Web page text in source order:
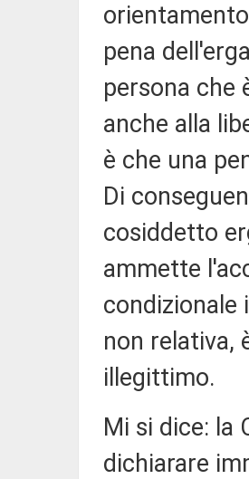
pena
persona che
anche alla
è che una
Di
cosiddetto
ammette
condizionale
non relativa,
illegittimo.
Mi si dice: la
dichiarare